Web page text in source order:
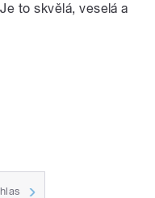
to skvělá, veselá a